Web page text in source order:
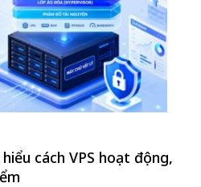
cách VPS hoạt động,